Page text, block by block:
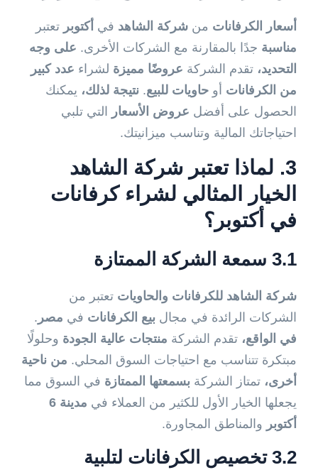
أسعار الكرفانات من شركة الشاهد في أكتوبر تعتبر
مناسبة جدًا بالمقارنة مع الشركات الأخرى. على وجه
التحديد، تقدم الشركة عروضًا مميزة لشراء عدد كبير
من الكرفانات أو حاويات للبيع. نتيجة لذلك، يمكنك
الحصول على أفضل عروض الأسعار
التي تلبي
احتياجاتك المالية وتناسب ميزانيتك.
3. لماذا تعتبر شركة الشاهد
الخيار المثالي لشراء كرفانات
في أكتوبر؟
3.1 سمعة الشركة الممتازة
شركة الشاهد للكرفانات والحاويات تعتبر من
الشركات الرائدة في مجال بيع الكرفانات في مصر .
في الواقع، تقدم الشركة منتجات عالية الجودة وحلولًا
مبتكرة تتناسب مع احتياجات السوق المحلي. من ناحية
أخرى، تمتاز الشركة بسمعتها الممتازة في السوق مما
يجعلها الخيار الأول للكثير من العملاء في
مدينة 6
أكتوبر والمناطق المجاورة.
3.2 تخصيص الكرفانات لتلبية